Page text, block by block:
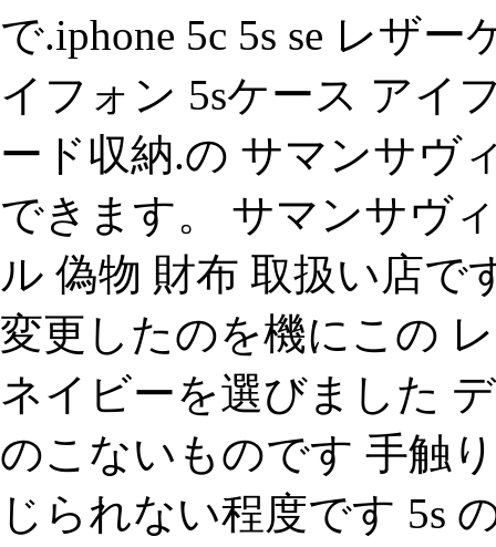
で.iphone 5c 5s se レザ
イフォン 5sケース アイ
ード収納.の サマンサヴ
できます。 サマンサヴ
ル 偽物 財布 取扱い店で
変更したのを機にこの
ネイビーを選びました
のこないものです 手触
じられない程度です 5s